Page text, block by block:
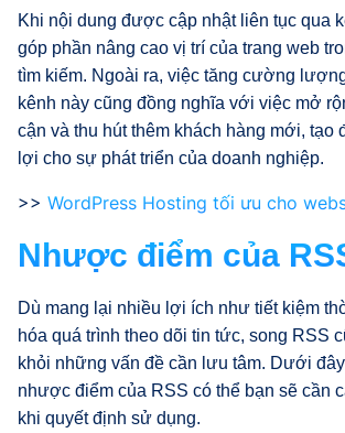
Khi nội dung được cập nhật liên tục qua
góp phần nâng cao vị trí của trang web
tìm kiếm. Ngoài ra, việc tăng cường
kênh này cũng đồng nghĩa với việc mở
cận và thu hút thêm khách hàng mới, tạo
lợi cho sự phát triển của doanh nghiệp.
>> WordPress Hosting tối ưu cho
Nhược điểm của
Dù mang lại nhiều lợi ích như tiết kiệm
hóa quá trình theo dõi tin tức, song RSS
khỏi những vấn đề cần lưu tâm. Dưới
nhược điểm của RSS có thể bạn sẽ cần
khi quyết định sử dụng.